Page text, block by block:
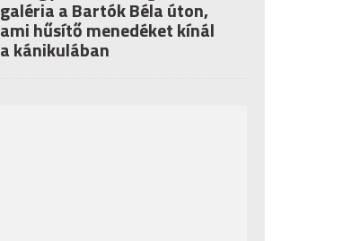
galéria a Bartók Béla úton,
ami hűsítő menedéket kínál
a kánikulában